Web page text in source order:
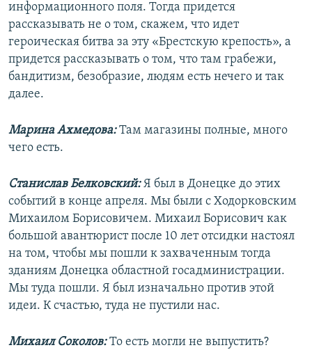
информационного поля. Тогда придется
рассказывать не о том, скажем, что идет
героическая битва за эту «Брестскую крепость», а
придется рассказывать о том, что там грабежи,
бандитизм, безобразие, людям есть нечего и так
далее.
Марина Ахмедова:Там магазины полные, много
чего есть.
Станислав Белковский:Я был в Донецке до этих
событий в конце апреля. Мы были с Ходорковским
Михаилом Борисовичем. Михаил Борисович как
большой авантюрист после 10 лет отсидки настоял
на том, чтобы мы пошли к захваченным тогда
зданиям Донецка областной госадминистрации.
Мы туда пошли. Я был изначально против этой
идеи. К счастью, туда не пустили нас.
Михаил Соколов:То есть могли не выпустить?